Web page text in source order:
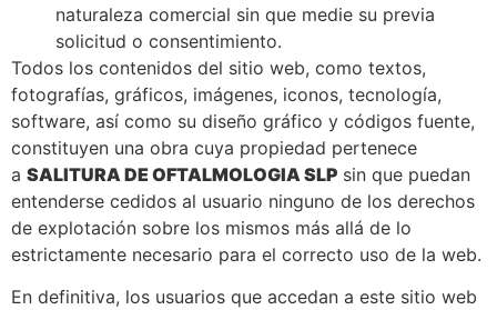
naturaleza comercial sin que medie su previa
solicitud o consentimiento.
Todos los contenidos del sitio web, como textos,
fotografías, gráficos, imágenes, iconos, tecnología,
software, así como su diseño gráfico y códigos fuente,
constituyen una obra cuya propiedad pertenece
a SALITURA DE OFTALMOLOGIA SLP sin que puedan
entenderse cedidos al usuario ninguno de los derechos
de explotación sobre los mismos más allá de lo
estrictamente necesario para el correcto uso de la web.
En definitiva, los usuarios que accedan a este sitio web